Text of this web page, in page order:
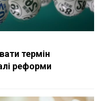
термін
реформи